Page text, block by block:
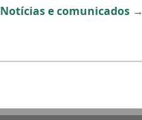
Notícias e comunicados →